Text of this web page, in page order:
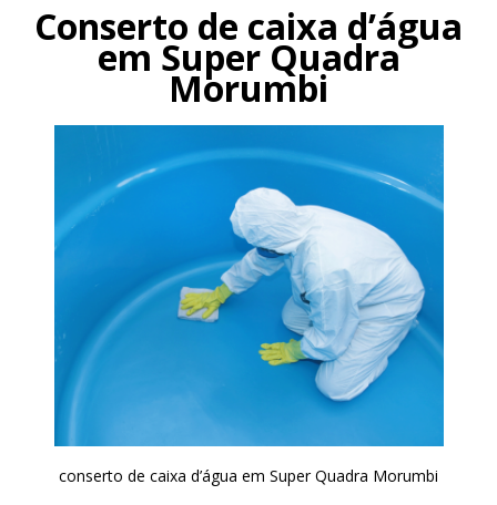
Conserto de caixa d’água
em Super Quadra
Morumbi
conserto de caixa d’água em Super Quadra Morumbi